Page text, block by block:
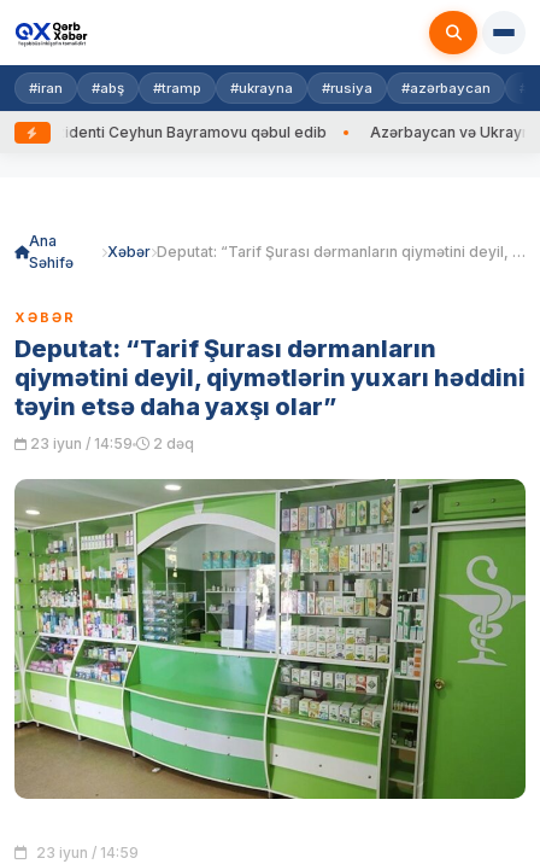
#iran #abş #tramp #ukrayna #rusiya #azərbaycan
Ceyhun Bayramovu qəbul edib Azərbaycan və Ukrayna XİN
Ana
Səhifə
Xəbər Deputat: “Tarif Şurası dərmanların qiymətini deyil, qiymətlərin yuxarı həddini təyin etsə daha yaxşı olar”
XƏBƏR
Deputat: “Tarif Şurası dərmanların
qiymətini deyil, qiymətlərin yuxarı həddini
təyin etsə daha yaxşı olar”
23 iyun / 14:59 2 dəq
23 iyun / 14:59